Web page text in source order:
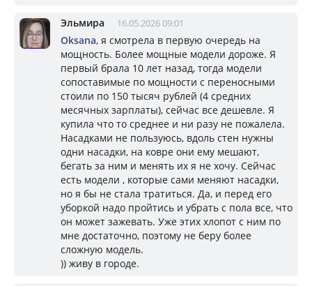
Эльмира 16.05.2026 09:01
Oksana, я смотрела в первую очередь на
мощность. Более мощные модели дороже. Я
первый брала 10 лет назад, тогда модели
сопоставимые по мощности с переносными
стоили по 150 тысяч рублей (4 средних
месячных зарплаты), сейчас все дешевле. Я
купила что то среднее и ни разу не пожалела.
Насадками не пользуюсь, вдоль стен нужны
одни насадки, на ковре они ему мешают,
бегать за ним и менять их я не хочу. Сейчас
есть модели , которые сами меняют насадки,
но я бы не стала тратиться. Да, и перед его
уборкой надо пройтись и убрать с пола все, что
он может зажевать. Уже этих хлопот с ним по
мне достаточно, поэтому не беру более
сложную модель.
)) живу в городе.